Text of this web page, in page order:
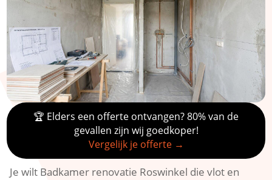
🏆 Elders een offerte ontvangen? 80% van de
gevallen zijn wij goedkoper!
Vergelijk je offerte →
Je wilt Badkamer renovatie Roswinkel die vlot en